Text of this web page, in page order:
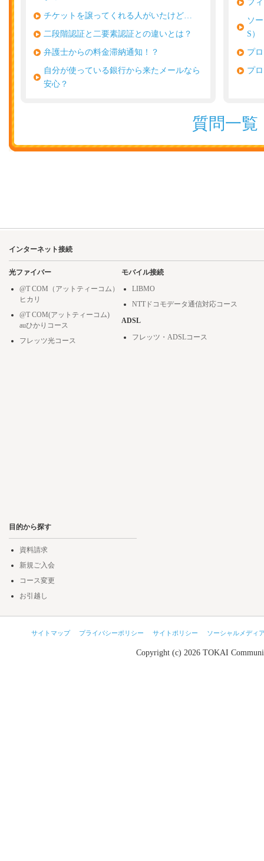
チケットを譲ってくれる人がいたけど…
二段階認証と二要素認証との違いとは？
弁護士からの料金滞納通知！？
自分が使っている銀行から来たメールなら
安心？
ソ
S）
プ
プ
質問一覧
インターネット接続
光ファイバー
@T COM（アットティーコム）
ヒカリ
@T COM(アットティーコム)
auひかりコース
フレッツ光コース
モバイル接続
LIBMO
NTTドコモデータ通信対応コース
ADSL
フレッツ・ADSLコース
目的から探す
資料請求
新規ご入会
コース変更
お引越し
サイトマップ プライバシーポリシー サイトポリシー ソーシャルメディ
Copyright (c) 2026 TOKAI